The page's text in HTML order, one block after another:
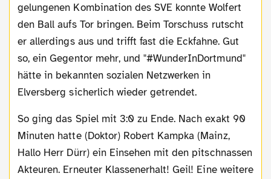
gelungenen Kombination des SVE konnte Wolfert
den Ball aufs Tor bringen. Beim Torschuss rutscht
er allerdings aus und trifft fast die Eckfahne. Gut
so, ein Gegentor mehr, und "#WunderInDortmund"
hätte in bekannten sozialen Netzwerken in
Elversberg sicherlich wieder getrendet.
So ging das Spiel mit 3:0 zu Ende. Nach exakt 90
Minuten hatte (Doktor) Robert Kampka (Mainz,
Hallo Herr Dürr) ein Einsehen mit den pitschnassen
Akteuren. Erneuter Klassenerhalt! Geil! Eine weitere